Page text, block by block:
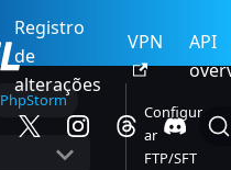
Registro
de
alterações
VPN
API
PhpStorm
Configur
ar
FTP/SFT